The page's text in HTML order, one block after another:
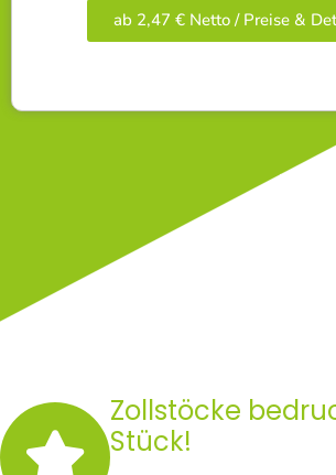
ab 2,47 € Netto / Preise &
Zollstöcke
Stück!